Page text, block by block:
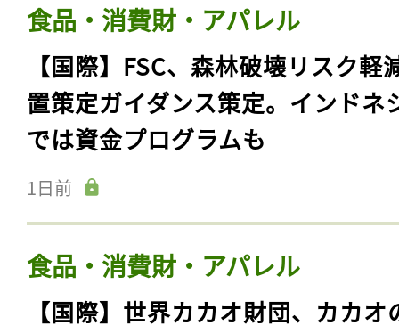
食品・消費財・アパレル
【国際】FSC、森林破壊リスク軽
置策定ガイダンス策定。インドネ
では資金プログラムも
1日前
食品・消費財・アパレル
【国際】世界カカオ財団、カカオ